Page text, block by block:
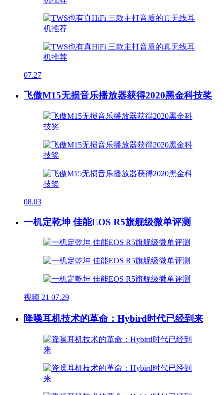
07.27
飞傲M15无损音乐播放器获得2020黑金科技奖
08.03
一机定乾坤 佳能EOS R5旗舰级微单评测
视频 21 07.29
降噪耳机技术的革命：Hybird时代已经到来